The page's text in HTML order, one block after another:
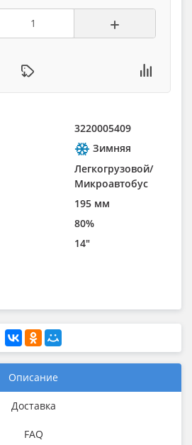
3220005409
Зимняя
Легкогрузовой/
Микроавтобус
195 мм
80%
14"
Описание
Доставка
FAQ